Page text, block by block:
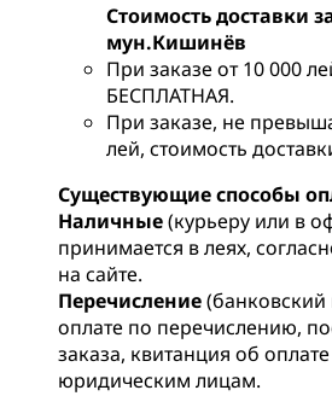
Стоимость доставки
мун.Кишинёв
При заказе от 10 000
БЕСПЛАТНАЯ.
При заказе, не
лей, стоимость
Существующие способы
Наличные(курьеру или в
принимается в леях,
на сайте.
Перечисление
оплате по перечислению,
заказа, квитанция об
юридическим лицам.